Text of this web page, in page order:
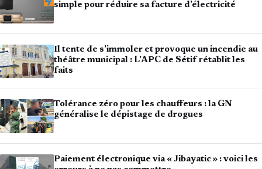
simple pour réduire sa facture d’électricité
Il tente de s’immoler et provoque un incendie au
théâtre municipal : L’APC de Sétif rétablit les
faits
Tolérance zéro pour les chauffeurs : la GN
généralise le dépistage de drogues
Paiement électronique via « Jibayatic » : voici les